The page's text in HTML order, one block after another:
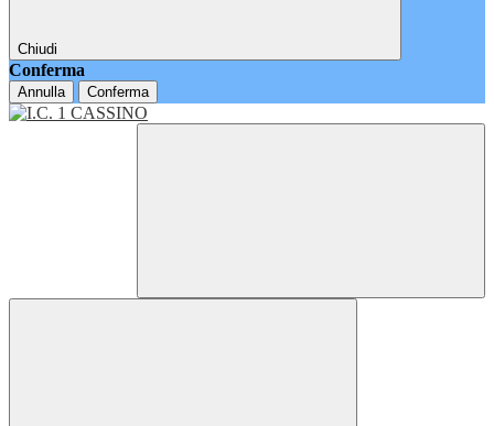
Chiudi
Conferma
Annulla Conferma